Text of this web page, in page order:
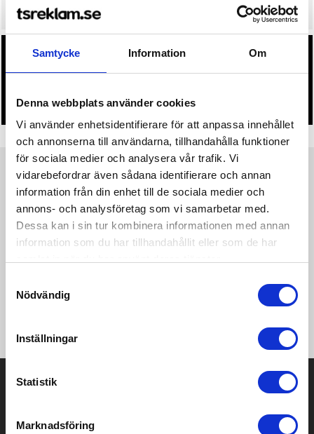
Samtycke Information Om
Denna webbplats använder cookies
Vi använder enhetsidentifierare för att anpassa innehållet
och annonserna till användarna, tillhandahålla funktioner
för sociala medier och analysera vår trafik. Vi
vidarebefordrar även sådana identifierare och annan
information från din enhet till de sociala medier och
annons- och analysföretag som vi samarbetar med.
Dessa kan i sin tur kombinera informationen med annan
information som du har tillhandahållit eller som de har
Nödvändig
Inställningar
Statistik
Marknadsföring
• Du får alltid godkänna en offert och skiss på mailen
innan beställningen blir bindande.
• Tryckfil/er logo laddas upp i kassan.
Produktinformation
Core Insulate Glove är en vadderad och fleecefodrad
längdåkningshandske med vindtät ovandel för träning i kalla
förhållanden. Denna varma och mångsidiga handske har
ribbstickad mudd för en tight passform runt handleden,
Vadderad handske med fleecefoder • Vindtät ovandel •
Ribbstickad mudd • Silikonprint i innerhanden • Reflekterande
Prisuppgift på mailen?